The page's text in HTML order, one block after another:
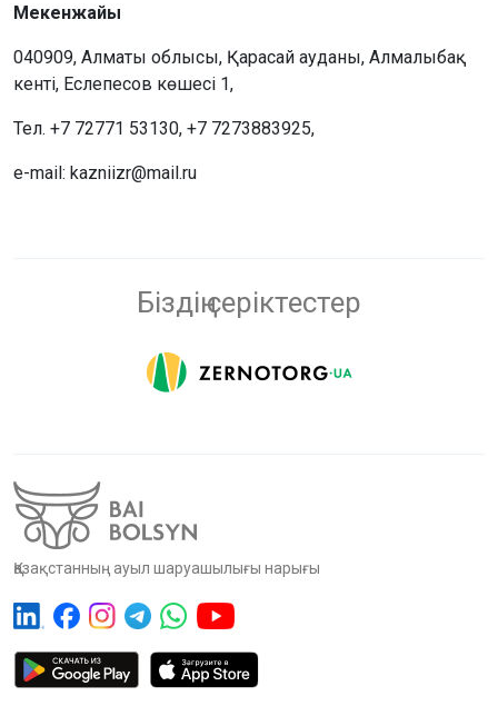
Мекенжайы
040909, Алматы облысы, Қарасай ауданы, Алмалыбақ
кенті, Еслепесов көшесі 1,
Тел. +7 72771 53130, +7 7273883925,
e-mail: kazniizr@mail.ru
Біздің серіктестер
Қазақстанның ауыл шаруашылығы нарығы